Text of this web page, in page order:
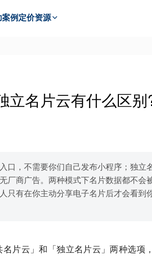
案例 定价资源
立名片云有什么区别
口，不需要你们自己发布小程序；独立
商广告。两种模式下名片数据都不会被
只有在你主动分享电子名片后才会看到
片云」和「独立名片云」两种选项